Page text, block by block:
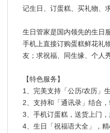
记生日、订蛋糕、买礼物、
生日管家是国内领先的生日
手机上直接订购蛋糕鲜花礼
友；求祝福、同生缘、个人
【特色服务】
1、完美支持「公历/农历」
2、支持和「通讯录」结合
3、手机订蛋糕，送货上门
4、生日「祝福语大全」，